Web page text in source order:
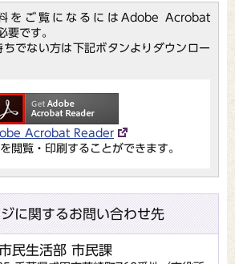
をご覧になるにはAdobe Acrobat
要です。
ちでない方は下記ボタンよりダウンロー
Acrobat Reader
閲覧・印刷することができます。
に関するお問い合わせ先
民生活部 市民課